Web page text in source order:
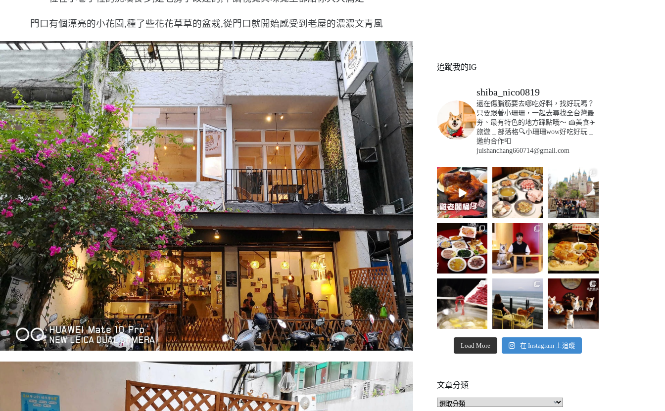
門口有個漂亮的小花園,種了些花花草草的盆栽,從門口就開始感受到老屋的濃濃文青風
追蹤我的IG
shiba_nico0819
還在傷腦筋要去哪吃好料，找好玩嗎？
只要跟著小珊珊，一起去尋找全台灣最
夯、最有特色的地方踩點哦～ 🍰美食✈️
旅遊
部落格🔍小珊珊wow好吃好玩
邀約合作📮
juishanchang660714@gmail.com
Load More 在 Instagram 上追蹤
文章分類
文